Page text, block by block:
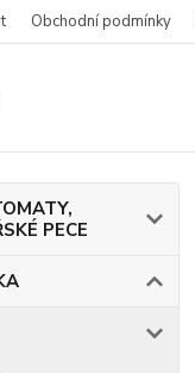
Obchodní podmínky
PECE